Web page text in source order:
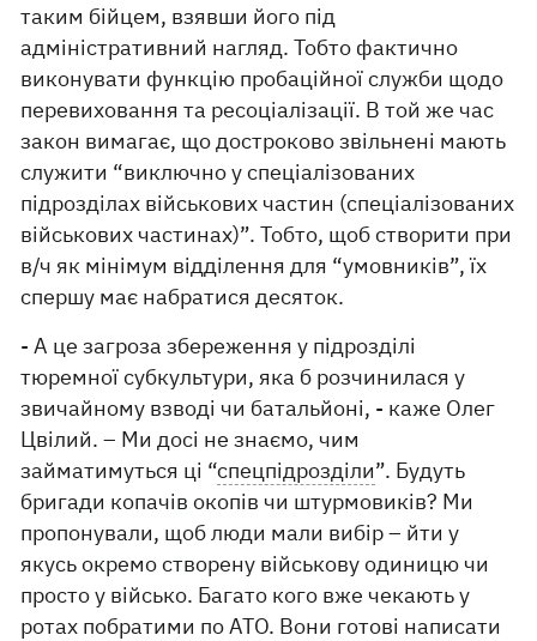
таким бійцем, взявши його під
адміністративний нагляд. Тобто фактично
виконувати функцію пробаційної служби щодо
перевиховання та ресоціалізації. В той же час
закон вимагає, що достроково звільнені мають
служити “виключно у спеціалізованих
підрозділах військових частин (спеціалізованих
військових частинах)”. Тобто, щоб створити при
в/ч як мінімум відділення для “умовників”, їх
спершу має набратися десяток.
- А це загроза збереження у підрозділі
тюремної субкультури, яка б розчинилася у
звичайному взводі чи батальйоні, - каже Олег
Цвілий. – Ми досі не знаємо, чим
займатимуться ці “спецпідрозділи”. Будуть
бригади копачів окопів чи штурмовиків? Ми
пропонували, щоб люди мали вибір – йти у
якусь окремо створену військову одиницю чи
просто у військо. Багато кого вже чекають у
ротах побратими по АТО. Вони готові написати